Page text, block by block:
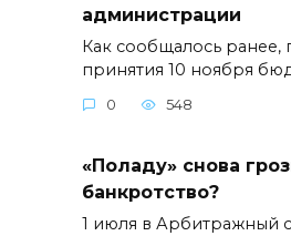
администрации
Как сообщалось ранее,
принятия 10 ноября
0 548
«Поладу» снова
банкротство?
1 июля в Арбитражный